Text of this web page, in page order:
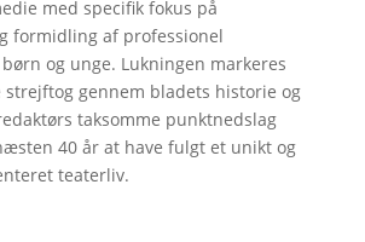
med specifik fokus på
formidling af professionel
og unge. Lukningen markeres
gennem bladets historie og
taksomme punktnedslag
40 år at have fulgt et unikt og
teaterliv.